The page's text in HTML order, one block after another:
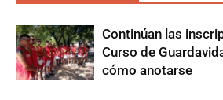
Continúan las
Curso de
cómo anotarse